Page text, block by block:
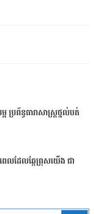
ប្រព័ន្ធធារាសាស្ត្រថ្នល់បត់
លដែលឆ្កែព្រុសយើង ជា